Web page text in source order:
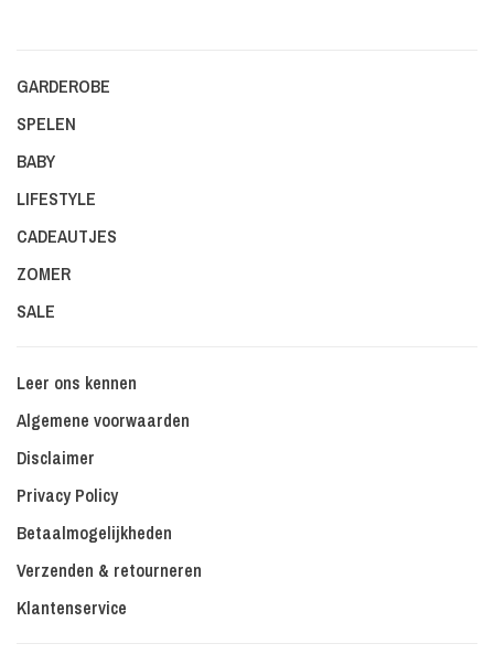
GARDEROBE
SPELEN
BABY
LIFESTYLE
CADEAUTJES
ZOMER
SALE
Leer ons kennen
Algemene voorwaarden
Disclaimer
Privacy Policy
Betaalmogelijkheden
Verzenden & retourneren
Klantenservice